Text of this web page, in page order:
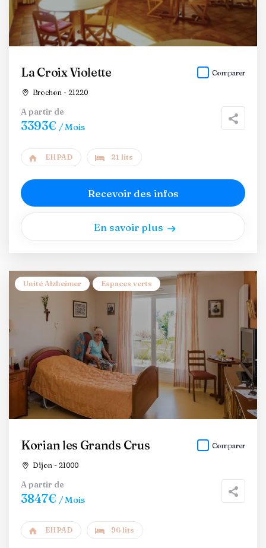
La Croix Violette
Brochon - 21220
Comparer
A partir de
3393€ / Mois
EHPAD 21 lits
Recevoir des infos
En savoir plus
Unité Alzheimer Espaces verts
Korian les Grands Crus
Dijon - 21000
Comparer
A partir de
3847€ / Mois
EHPAD 96 lits